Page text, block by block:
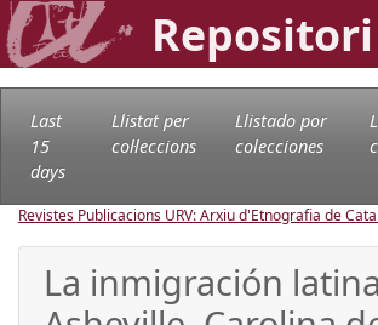
Repositori
Last
15
days
Llistat per
col·leccions
Llistado por
colecciones
Revistes Publicacions URV: Arxiu d'Etnografia de
La inmigración